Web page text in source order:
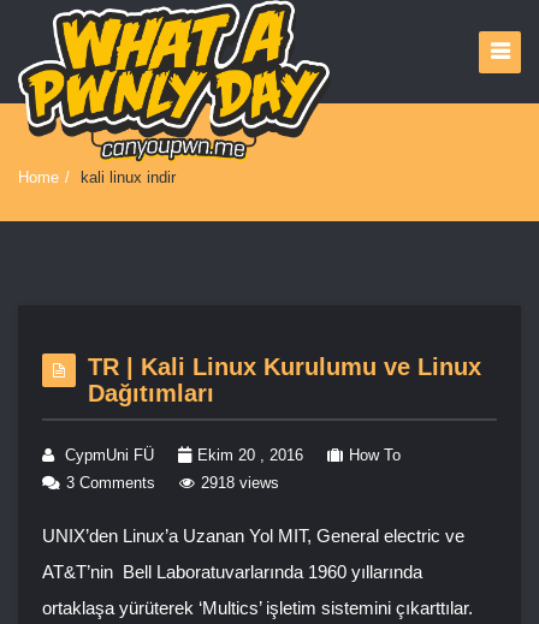
Home / kali linux indir
TR | Kali Linux Kurulumu ve Linux
Dağıtımları
CypmUni FÜ Ekim 20 , 2016
How To
3 Comments
2918 views
UNIX’den Linux’a Uzanan Yol MIT, General electric ve
AT&T’nin Bell Laboratuvarlarında 1960 yıllarında
ortaklaşa yürüterek ‘Multics’ işletim sistemini çıkarttılar.